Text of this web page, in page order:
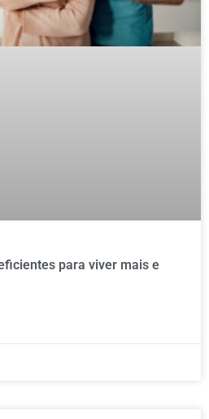
para viver mais e